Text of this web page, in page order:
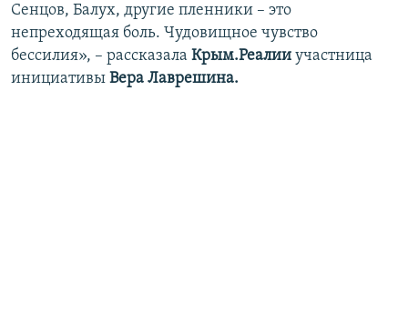
Сенцов, Балух, другие пленники – это
непреходящая боль. Чудовищное чувство
бессилия», – рассказала Крым.Реалии участница
инициативы Вера Лаврешина.